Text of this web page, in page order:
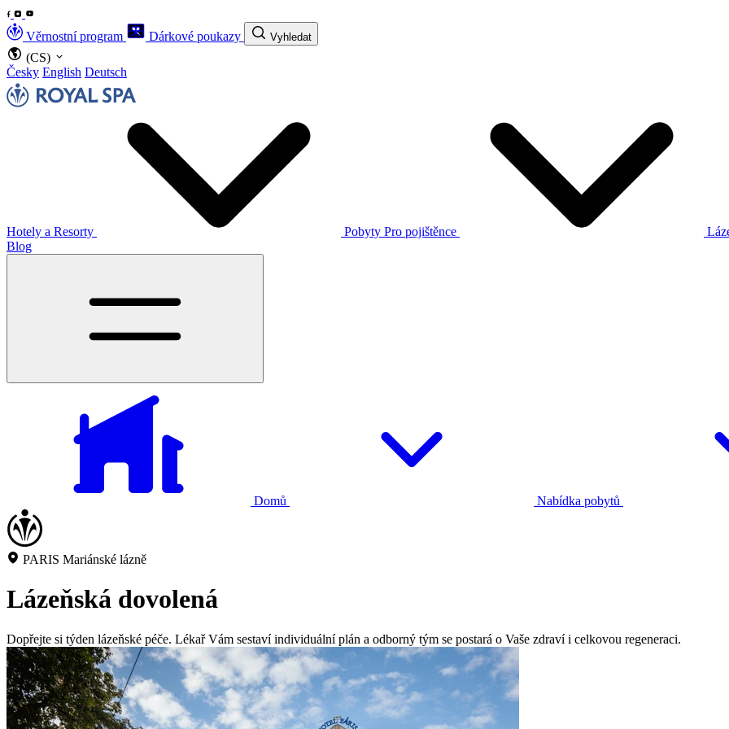
Věrnostní program Dárkové poukazy Vyhledat
(CS)
Česky English Deutsch
Hotely a Resorty Pobyty Pro pojištěnce
Blog
Domů Nabídka pobytů
PARIS Mariánské lázně
Lázeňská dovolená
Dopřejte si týden lázeňské péče. Lékař Vám sestaví individuální plán a odborný tým se postará o Vaše zdraví i celkovou regeneraci.